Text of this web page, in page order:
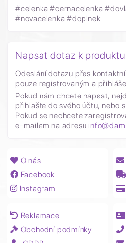
#celenka #cernacelenka
#novacelenka #doplnek
Napsat dotaz k produktu
Odeslání dotazu přes
pouze registrovaným a
Pokud nám chcete napsat,
přihlašte do svého účtu, nebo
Pokud se nechcete
e-mailem na adresu
O nás
Facebook
Instagram
Reklamace
Obchodní podmínky